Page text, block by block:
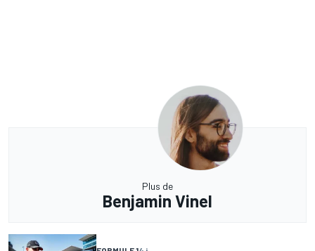
Plus de
Benjamin Vinel